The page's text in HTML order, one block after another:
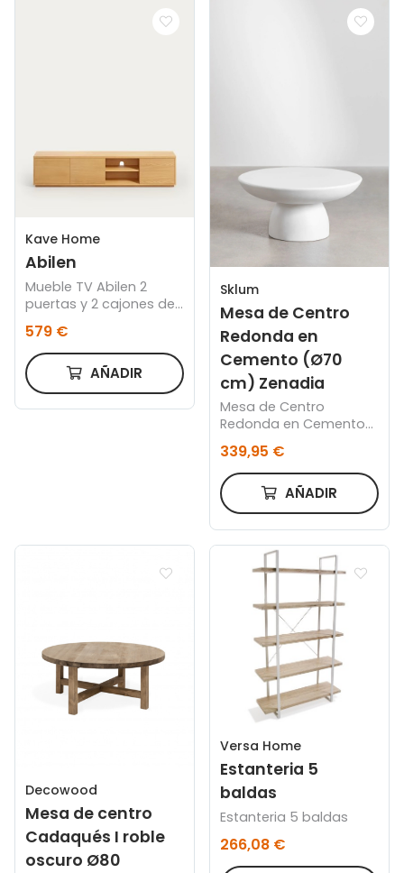
Kave Home
Abilen
Mueble TV Abilen 2
puertas y 2 cajones de
44 cm FSC 100%
579 €
AÑADIR
Sklum
Mesa de Centro
Redonda en
Cemento (Ø70
cm) Zenadia
Mesa de Centro
Redonda en Cemento
(Ø70 cm) Zenadia
339,95 €
AÑADIR
Decowood
Mesa de centro
Cadaqués I roble
oscuro Ø80
Versa Home
Estanteria 5
baldas
Estanteria 5 baldas
266,08 €